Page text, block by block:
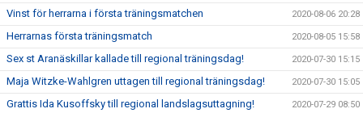
Vinst för herrarna i första träningsmatchen 2020-08-06 20:28
Herrarnas första träningsmatch 2020-08-05 15:58
Sex st Aranäskillar kallade till regional träningsdag! 2020-07-30 15:15
Maja Witzke-Wahlgren uttagen till regional träningsdag! 2020-07-30 15:05
Grattis Ida Kusoffsky till regional landslagsuttagning! 2020-07-29 08:50